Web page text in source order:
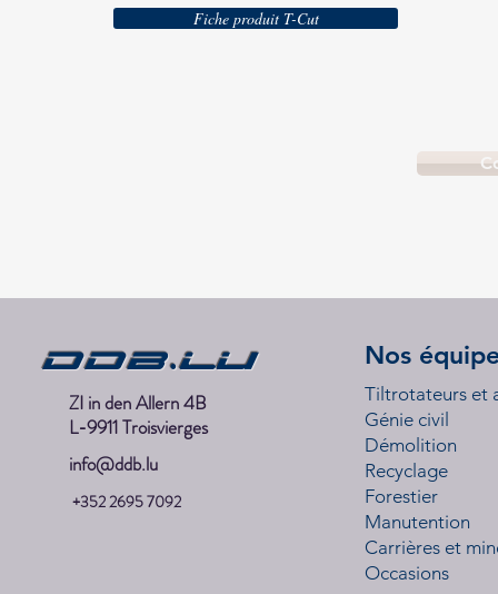
Fiche produit T-Cut
DDB.lu
ZI in den Allern 4B
L-9911 Troisvierges
info@ddb.lu
+352 2695 7092
Nos
Tiltrotateurs et
Génie civil
Démolition
Recyclage
Forestier
Manutention
Carrières et
Occasions